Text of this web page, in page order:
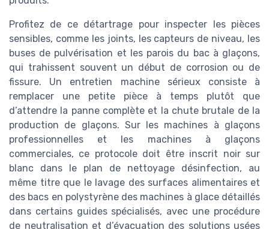
Profitez de ce détartrage pour inspecter les pièces
sensibles, comme les joints, les capteurs de niveau, les
buses de pulvérisation et les parois du bac à glaçons,
qui trahissent souvent un début de corrosion ou de
fissure. Un entretien machine sérieux consiste à
remplacer une petite pièce à temps plutôt que
d’attendre la panne complète et la chute brutale de la
production de glaçons. Sur les machines à glaçons
professionnelles et les machines à glaçons
commerciales, ce protocole doit être inscrit noir sur
blanc dans le plan de nettoyage désinfection, au
même titre que le lavage des surfaces alimentaires et
des bacs en polystyrène des machines à glace détaillés
dans certains guides spécialisés, avec une procédure
de neutralisation et d’évacuation des solutions usées